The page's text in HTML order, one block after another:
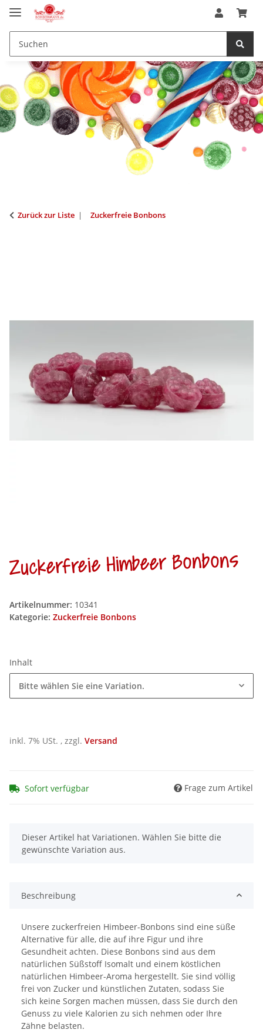
Zurück zur Liste Zuckerfreie Bonbons
Zuckerfreie Himbeer Bonbons
Artikelnummer: 10341
Kategorie: Zuckerfreie Bonbons
Inhalt
Bitte wählen Sie eine Variation.
inkl. 7% USt. , zzgl. Versand
Sofort verfügbar Frage zum Artikel
x
Dieser Artikel hat Variationen. Wählen Sie bitte die
gewünschte Variation aus.
Beschreibung
Unsere zuckerfreien Himbeer-Bonbons sind eine süße
Alternative für alle, die auf ihre Figur und ihre
Gesundheit achten. Diese Bonbons sind aus dem
natürlichen Süßstoff Isomalt und einem köstlichen
natürlichen Himbeer-Aroma hergestellt. Sie sind völlig
frei von Zucker und künstlichen Zutaten, sodass Sie
sich keine Sorgen machen müssen, dass Sie durch den
Genuss zu viele Kalorien zu sich nehmen oder Ihre
Zähne belasten.